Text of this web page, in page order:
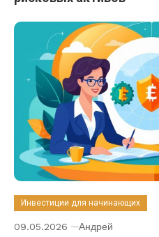
Инвестиции для начинающих
09.05.2026 Андрей